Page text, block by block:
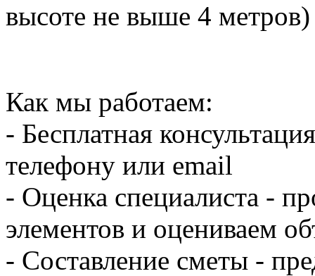
высоте не выше 4
Как мы работаем:
- Бесплатная
телефону или email
- Оценка специалиста -
элементов и оцениваем
- Составление сметы -